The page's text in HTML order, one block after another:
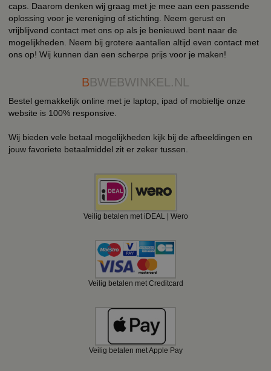
caps. Daarom denken wij graag met je mee aan een passende
oplossing voor je vereniging of stichting. Neem gerust en
vrijblijvend contact met ons op als je benieuwd bent naar de
mogelijkheden. Neem bij grotere aantallen altijd even contact met
ons op! Wij kunnen dan een scherpe prijs voor je maken!
BBWEBWINKEL.NL
Bestel gemakkelijk online met je laptop, ipad of mobieltje onze
website is 100% responsive.
Wij bieden vele betaal mogelijkheden kijk bij de afbeeldingen en
jouw favoriete betaalmiddel zit er zeker tussen.
Veilig betalen met iDEAL | Wero
Veilig betalen met Creditcard
Veilig betalen met Apple Pay